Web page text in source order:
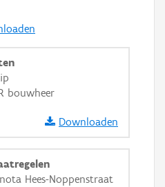
bouwheer
Downloaden
Hees-Noppenstraat